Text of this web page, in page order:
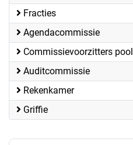
Fracties
Agendacommissie
Commissievoorzitters pool
Auditcommissie
Rekenkamer
Griffie